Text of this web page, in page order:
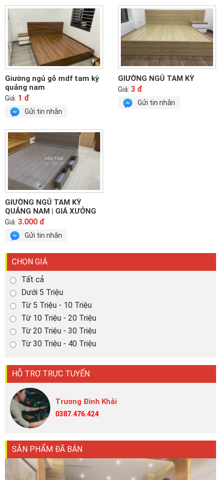
CHỌN GIÁ
Tất cả
Dưới 5 Triệu
Từ 5 Triệu - 10 Triệu
Từ 10 Triệu - 20 Triệu
Từ 20 Triệu - 30 Triệu
Từ 30 Triệu - 40 Triệu
HỖ TRỢ TRỰC TUYẾN
Trương Đình Khải
0387.476.424
SẢN PHẨM ĐÃ BÁN
Giường ngủ gỗ mdf tam kỳ
quảng nam
Giá: 1 đ
Gửi tin nhắn
GIƯỜNG NGỦ TAM KỲ
Giá: 3 đ
Gửi tin nhắn
GIƯỜNG NGỦ TAM KỲ
QUẢNG NAM | GIÁ XƯỞNG
Giá: 3.000 đ
Gửi tin nhắn